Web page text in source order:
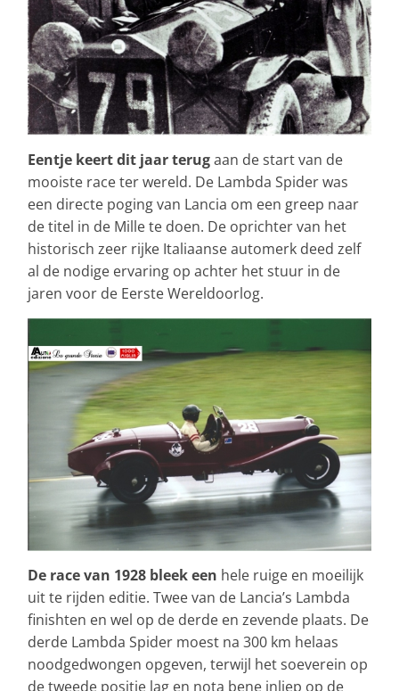
Eentje keert dit jaar terugaan de start van de
mooiste race ter wereld. De Lambda Spider was
een directe poging van Lancia om een greep naar
de titel in de Mille te doen. De oprichter van het
historisch zeer rijke Italiaanse automerk deed zelf
al de nodige ervaring op achter het stuur in de
jaren voor de Eerste Wereldoorlog.
De race van 1928 bleek een hele ruige en moeilijk
uit te rijden editie. Twee van de Lancia’s Lambda
finishten en wel op de derde en zevende plaats. De
derde Lambda Spider moest na 300 km helaas
noodgedwongen opgeven, terwijl het soeverein op
de tweede positie lag en nota bene inliep op de